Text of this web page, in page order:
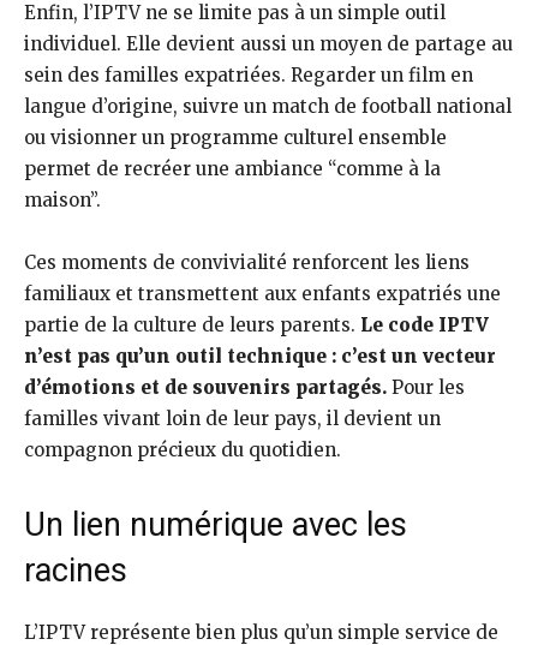
Enfin, l’IPTV ne se limite pas à un simple outil
individuel. Elle devient aussi un moyen de partage au
sein des familles expatriées. Regarder un film en
langue d’origine, suivre un match de football national
ou visionner un programme culturel ensemble
permet de recréer une ambiance “comme à la
maison”.
Ces moments de convivialité renforcent les liens
familiaux et transmettent aux enfants expatriés une
partie de la culture de leurs parents. Le code IPTV
n’est pas qu’un outil technique : c’est un vecteur
d’émotions et de souvenirs partagés. Pour les
familles vivant loin de leur pays, il devient un
compagnon précieux du quotidien.
Un lien numérique avec les
racines
L’IPTV représente bien plus qu’un simple service de